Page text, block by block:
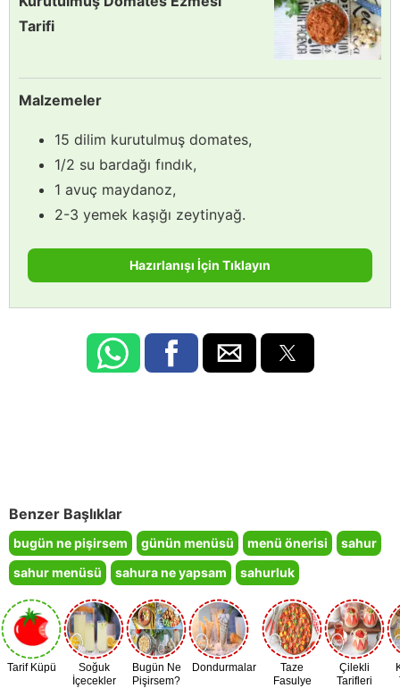
Tarifi
Malzemeler
15 dilim kurutulmuş domates,
1/2 su bardağı fındık,
1 avuç maydanoz,
2-3 yemek kaşığı zeytinyağ.
Hazırlanışı İçin Tıklayın
Benzer Başlıklar
bugün ne pişirsem günün menüsü menü önerisi
sahur
sahur menüsü
sahura ne yapsam sahurluk
Tarif Küpü
Soğuk
İçecekler
Bugün Ne
Pişirsem?
Dondurmalar
Taze
Fasulye
Çilekli
Tarifleri